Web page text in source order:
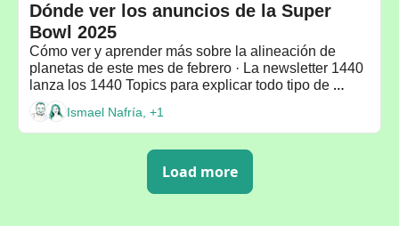
Dónde ver los anuncios de la Super
Bowl 2025
Cómo ver y aprender más sobre la alineación de
planetas de este mes de febrero · La newsletter 1440
lanza los 1440 Topics para explicar todo tipo de
temas
Ismael Nafría, +1
Load more